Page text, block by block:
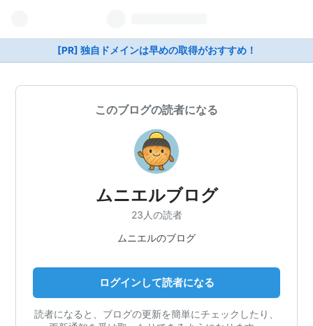
[PR] 独自ドメインは早めの取得がおすすめ！
このブログの読者になる
ムニエルブログ
23人の読者
ムニエルのブログ
ログインして読者になる
読者になると、ブログの更新を簡単にチェックしたり、